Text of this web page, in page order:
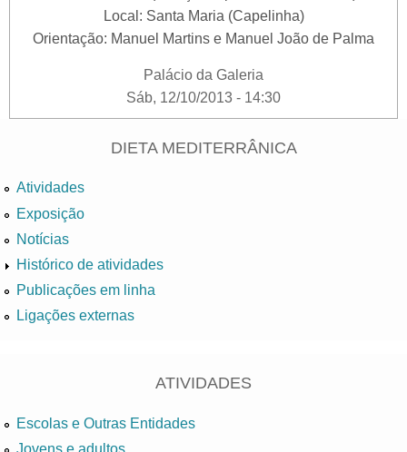
Local: Santa Maria (Capelinha)
Orientação: Manuel Martins e Manuel João de Palma
Palácio da Galeria
Sáb, 12/10/2013 - 14:30
DIETA MEDITERRÂNICA
Atividades
Exposição
Notícias
Histórico de atividades
Publicações em linha
Ligações externas
ATIVIDADES
Escolas e Outras Entidades
Jovens e adultos